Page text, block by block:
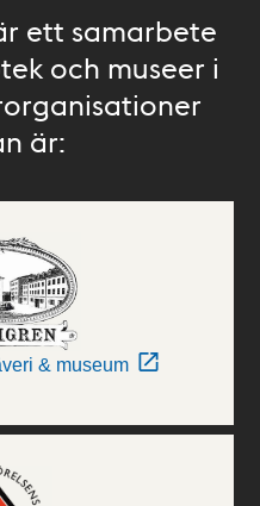
ett samarbete
och museer i
är:
& museum